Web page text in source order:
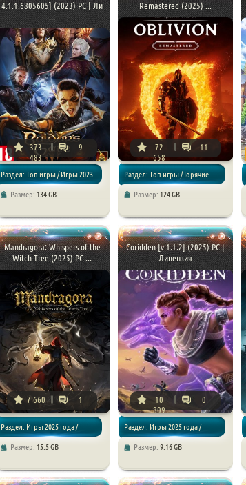
4.1.1.6805605] (2023) PC | Ли
...
373
483
9
Раздел: Топ игры / Игры 2023
Размер: 134 GB
Remastered (2025) ...
72
658
11
Раздел: Топ игры / Горячие
Экшен / RPG
Размер: 124 GB
Mandragora: Whispers of the
Witch Tree (2025) PC ...
7 660 1
Раздел: Игры 2025 года /
Размер: 15.5 GB
Coridden [v 1.1.2] (2025) PC |
Лицензия
10
809
0
Раздел: Игры 2025 года /
Размер: 9.16 GB